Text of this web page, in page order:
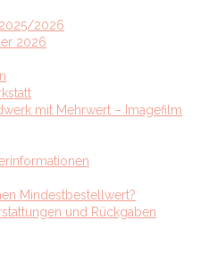
2026
2026
mit Mehrwert – Imagefilm
Mindestbestellwert?
und Rückgaben